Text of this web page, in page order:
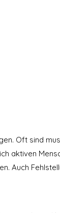
Oft sind
aktiven
Auch